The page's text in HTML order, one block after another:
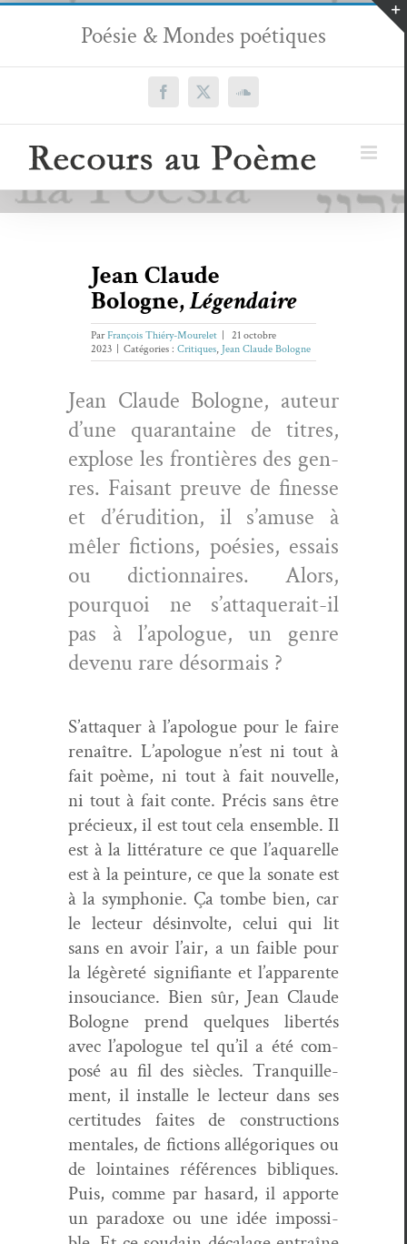
Passer
contenu
Poésie & Mondes poétiques
Facebook
X SoundCloud
Jean Claude
Bologne,Légendaire
ParFrançois Thiéry-Mourelet
21 octobre
2023
Catégories : Critiques, Jean Claude Bologne
Jean Claude Bologne, auteur
d’une quar­an­taine de titres,
explose les fron­tières des gen­
res. Faisant preuve de finesse
et d’éru­di­tion, il s’a­muse à
mêler fic­tions, poésies, essais
ou dic­tio­n­naires. Alors,
pourquoi ne s’at­ta­que­rait-il
pas à l’apo­logue, un genre
devenu rare désormais ?
S’at­ta­quer à l’apo­logue pour le faire
renaître. L’apo­logue n’est ni tout à
fait poème, ni tout à fait nou­velle,
ni tout à fait con­te. Pré­cis sans être
pré­cieux, il est tout cela ensem­ble. Il
est à la lit­téra­ture ce que l’aquarelle
est à la pein­ture, ce que la sonate est
à la sym­phonie. Ça tombe bien, car
le lecteur dés­in­volte, celui qui lit
sans en avoir l’air, a un faible pour
la légèreté sig­nifi­ante et l’ap­par­ente
insou­ciance. Bien sûr, Jean Claude
Bologne prend quelques lib­ertés
avec l’apo­logue tel qu’il a été com­
posé au fil des siè­cles. Tran­quille­
ment, il installe le lecteur dans ses
cer­ti­tudes faites de con­struc­tions
men­tales, de fic­tions allé­goriques ou
de loin­taines références bibliques.
Puis, comme par hasard, il apporte
un para­doxe ou une idée impos­si­